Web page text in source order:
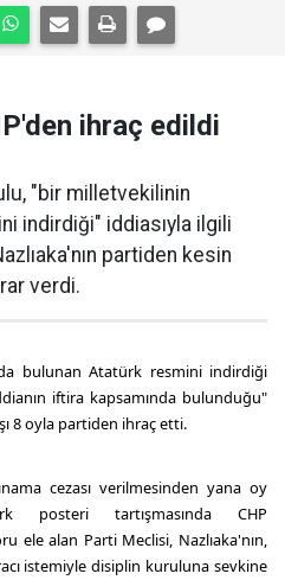
ihraç edildi
"bir milletvekilinin
indirdiği" iddiasıyla ilgili
partiden kesin
verdi.
bulunan Atatürk resmini indirdiği
iftira kapsamında bulunduğu"
8 oyla partiden ihraç etti.
cezası verilmesinden yana oy
posteri tartışmasında CHP
ele alan Parti Meclisi, Nazlıaka'nın,
istemiyle disiplin kuruluna sevkine